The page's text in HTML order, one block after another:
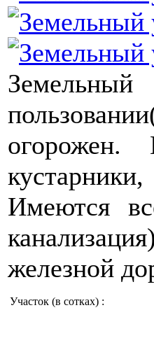
огорожен.
Имеются
железной
Участок (в сотках) :